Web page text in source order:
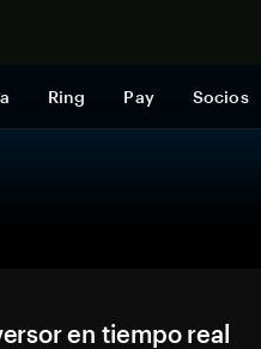
Ring Pay Socios
en tiempo real